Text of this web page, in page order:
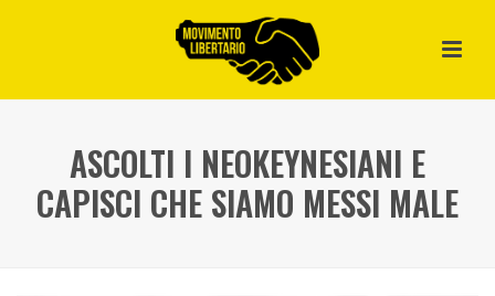
ASCOLTI I NEOKEYNESIANI E
CAPISCI CHE SIAMO MESSI MALE